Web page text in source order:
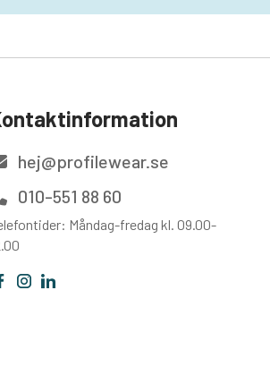
hej@profilewear.se
010-551 88 60
Måndag-fredag kl. 09.00-